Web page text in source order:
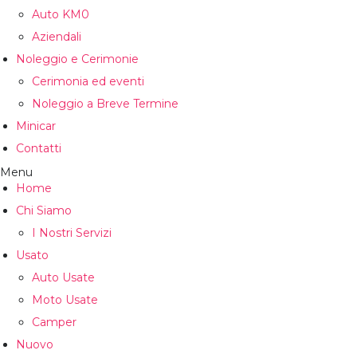
Auto KM0
Aziendali
Noleggio e Cerimonie
Cerimonia ed eventi
Noleggio a Breve Termine
Minicar
Contatti
Menu
Home
Chi Siamo
I Nostri Servizi
Usato
Auto Usate
Moto Usate
Camper
Nuovo